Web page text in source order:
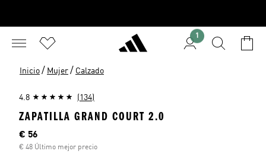
1
Inicio / Mujer / Calzado
4.8 (134)
ZAPATILLA GRAND COURT 2.0
Precio actual
€ 56
€ 48 Último mejor precio